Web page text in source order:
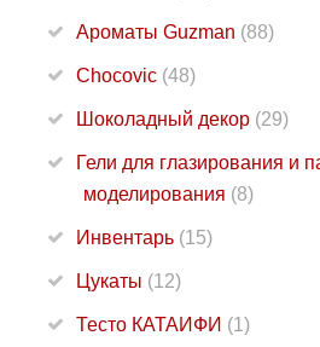
Ароматы Guzman (88)
Chocovic (48)
Шоколадный декор (29)
Гели для глазирования и
моделирования (8)
Инвентарь (15)
Цукаты (12)
Тесто КАТАИФИ (1)